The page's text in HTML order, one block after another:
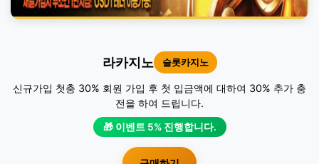
라카지노 슬롯카지노
신규가입 첫충 30% 회원 가입 후 첫 입금액에 대하여 30% 추가 충
전을 하여 드립니다.
🎁 이벤트 5% 진행합니다.